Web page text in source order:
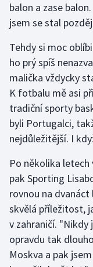
Stolní tenis
Triatlon
Veslování
Vodní slalom
Volejbal
balon a zase
jsem se stal
Tehdy si moc
ho prý spíš
malička vždycky
K fotbalu mě asi
tradiční sporty
byli Portugalci,
nejdůležitější. I
Po několika
pak Sporting
rovnou na
skvělá příležitost,
v zahraničí. "Nikdy
opravdu tak
Moskva a pak